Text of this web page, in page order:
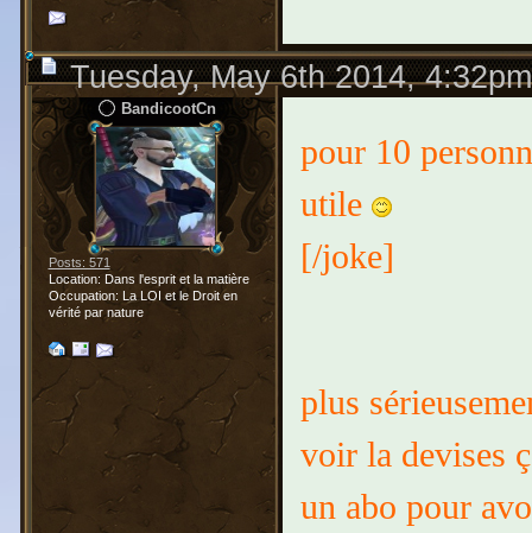
Tuesday, May 6th 2014, 4:32pm
BandicootCn
Posts: 571
Location: Dans l'esprit et la matière
Occupation: La LOI et le Droit en
vérité par nature
pour 10
utile
[/joke]
plus
voir la devises
un abo pour